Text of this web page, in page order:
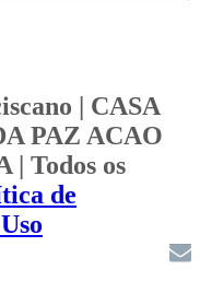
| CASA
PAZ ACAO
| Todos os
de